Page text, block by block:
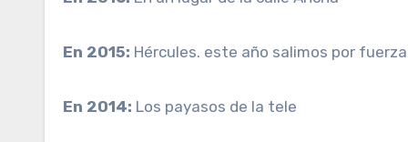
En 2015: Hércules. este año salimos por fuerza
En 2014: Los payasos de la tele